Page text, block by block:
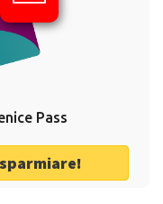
Pass